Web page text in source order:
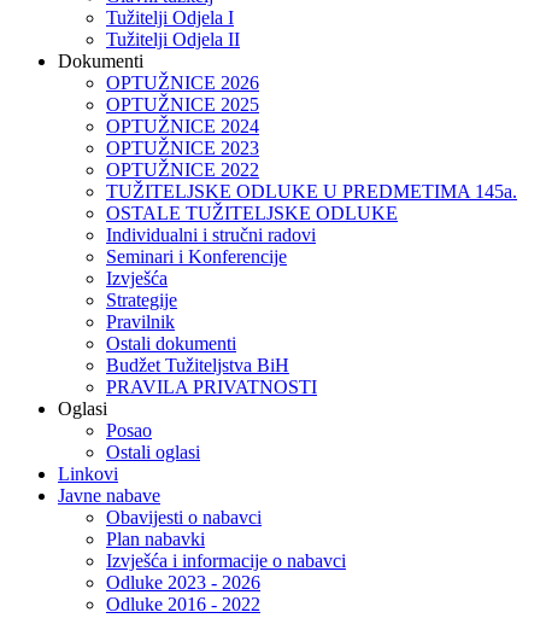
Tužitelji Odjela I
Tužitelji Odjela II
Dokumenti
OPTUŽNICE 2026
OPTUŽNICE 2025
OPTUŽNICE 2024
OPTUŽNICE 2023
OPTUŽNICE 2022
TUŽITELJSKE ODLUKE U PREDMETIMA 145a.
OSTALE TUŽITELJSKE ODLUKE
Individualni i stručni radovi
Seminari i Konferencije
Izvješća
Strategije
Pravilnik
Ostali dokumenti
Budžet Tužiteljstva BiH
PRAVILA PRIVATNOSTI
Oglasi
Posao
Ostali oglasi
Linkovi
Javne nabave
Obavijesti o nabavci
Plan nabavki
Izvješća i informacije o nabavci
Odluke 2023 - 2026
Odluke 2016 - 2022